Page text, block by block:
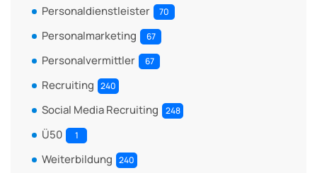
Personaldienstleister 70
Personalmarketing 67
Personalvermittler 67
Recruiting 240
Social Media Recruiting 248
Ü50 1
Weiterbildung 240